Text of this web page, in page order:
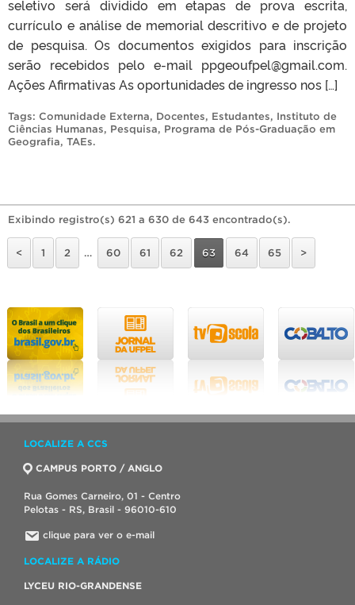
seletivo será dividido em etapas de prova escrita,
currículo e análise de memorial descritivo e de projeto
de pesquisa. Os documentos exigidos para inscrição
serão recebidos pelo e-mail ppgeoufpel@gmail.com.
Ações Afirmativas As oportunidades de ingresso nos […]
Tags: Comunidade Externa, Docentes, Estudantes, Instituto de
Ciências Humanas, Pesquisa, Programa de Pós-Graduação em
Geografia, TAEs.
Exibindo registro(s) 621 a 630 de 643 encontrado(s).
< 1 2 … 60 61 62 63 64 65 >
LOCALIZE A CCS
CAMPUS PORTO / ANGLO
Rua Gomes Carneiro, 01 - Centro
Pelotas - RS, Brasil - 96010-610
clique para ver o e-mail
LOCALIZE A RÁDIO
LYCEU RIO-GRANDENSE